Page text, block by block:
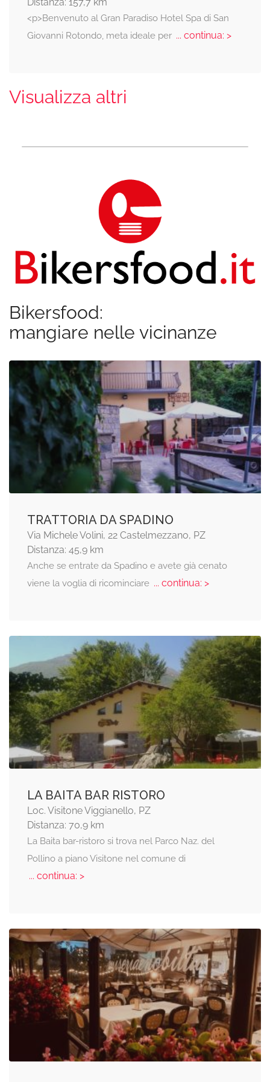
Distanza: 157,7 km
<p>Benvenuto al Gran Paradiso Hotel Spa di San
Giovanni Rotondo, meta ideale per... continua: >
Visualizza altri
Bikersfood:
mangiare nelle vicinanze
TRATTORIA DA SPADINO
Via Michele Volini, 22 Castelmezzano, PZ
Distanza: 45,9 km
Anche se entrate da Spadino e avete già cenato
viene la voglia di ricominciare... continua: >
LA BAITA BAR RISTORO
Loc. Visitone Viggianello, PZ
Distanza: 70,9 km
La Baita bar-ristoro si trova nel Parco Naz. del
Pollino a piano Visitone nel comune di
... continua: >